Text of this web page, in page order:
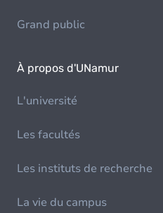
Grand public
À propos d'UNamur
L'université
Les facultés
Les instituts de recherche
La vie du campus